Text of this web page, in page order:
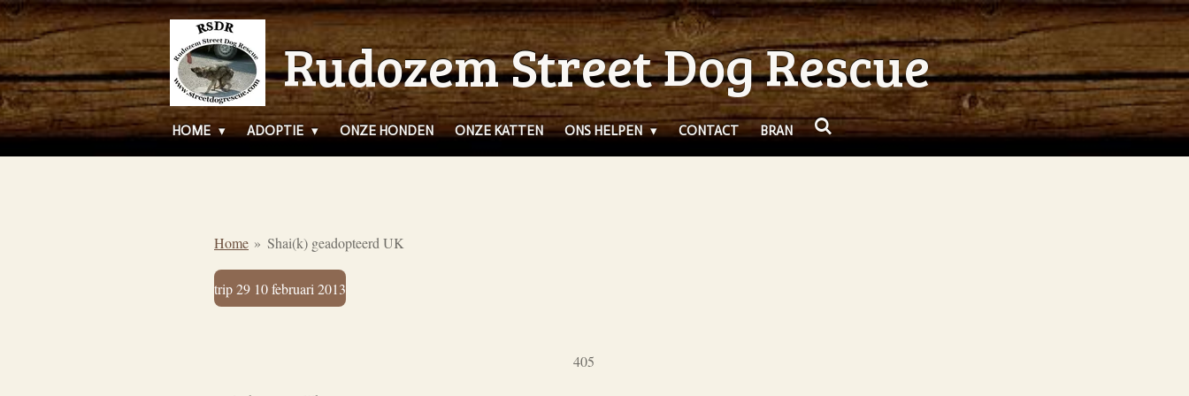
Ga
direct
naar
de
hoofdinhoud
Rudozem Street Dog Rescue
HOME ADOPTIE ONZE HONDEN ONZE KATTEN ONS HELPEN CONTACT BRAN
Home » Shai(k) geadopteerd UK
trip 29 10 februari 2013
405